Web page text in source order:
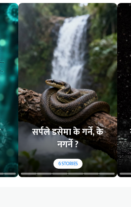
सर्पले डसेमा के गर्ने, के
नगर्ने ?
6STORIES